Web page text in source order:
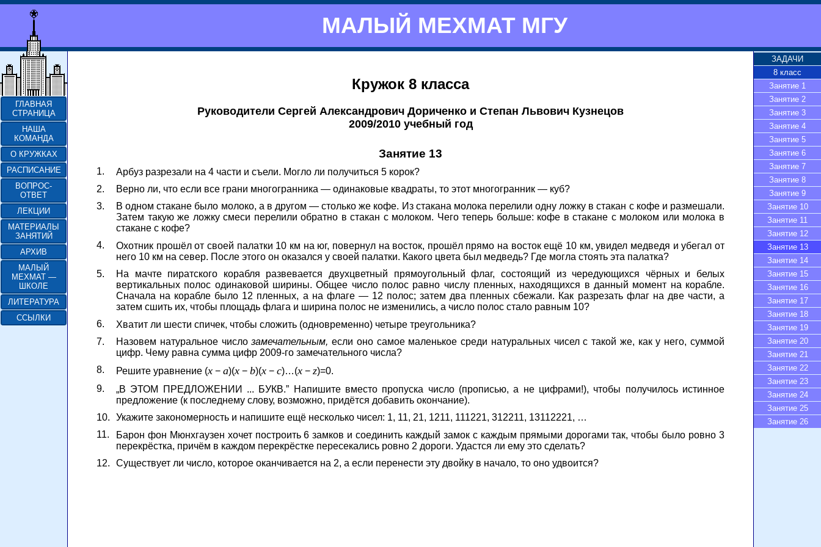
МАЛЫЙ МЕХМАТ МГУ
ГЛАВНАЯ
СТРАНИЦА
НАША
КОМАНДА
О КРУЖКАХ
РАСПИСАНИЕ
ВОПРОС-
ОТВЕТ
ЛЕКЦИИ
МАТЕРИАЛЫ
ЗАНЯТИЙ
АРХИВ
МАЛЫЙ
МЕХМАТ —
ШКОЛЕ
ЛИТЕРАТУРА
ССЫЛКИ
Кружок 8 класса
Руководители Сергей Александрович Дориченко и Степан Львович Кузнецов
2009/2010 учебный год
Занятие 13
1.
Арбуз разрезали на 4 части и съели. Могло ли получиться 5 корок?
2.
Верно ли, что если все грани многогранника — одинаковые квадраты, то этот многогранник — куб?
3.
В одном стакане было молоко, а в другом — столько же кофе. Из стакана молока перелили одну ложку в стакан с кофе и размешали.
Затем такую же ложку смеси перелили обратно в стакан с молоком. Чего теперь больше: кофе в стакане с молоком или молока в
стакане с кофе?
4.
Охотник прошёл от своей палатки 10 км на юг, повернул на восток, прошёл прямо на восток ещё 10 км, увидел медведя и убегал от
него 10 км на север. После этого он оказался у своей палатки. Какого цвета был медведь? Где могла стоять эта палатка?
5.
На мачте пиратского корабля развевается двухцветный прямоугольный флаг, состоящий из чередующихся чёрных и белых
вертикальных полос одинаковой ширины. Общее число полос равно числу пленных, находящихся в данный момент на корабле.
Сначала на корабле было 12 пленных, а на флаге — 12 полос; затем два пленных сбежали. Как разрезать флаг на две части, а
затем сшить их, чтобы площадь флага и ширина полос не изменились, а число полос стало равным 10?
6.
Хватит ли шести спичек, чтобы сложить (одновременно) четыре треугольника?
7.
Назовем натуральное числозамечательным, если оно самое маленькое среди натуральных чисел с такой же, как у него, суммой
цифр. Чему равна сумма цифр 2009-го замечательного числа?
8.
Решите уравнение (x − a)(x − b)(x − c)…(x − z)=0.
9.
„В ЭТОМ ПРЕДЛОЖЕНИИ ... БУКВ.” Напишите вместо пропуска число (прописью, а не цифрами!), чтобы получилось истинное
предложение (к последнему слову, возможно, придётся добавить окончание).
10.
Укажите закономерность и напишите ещё несколько чисел: 1, 11, 21, 1211, 111221, 312211, 13112221, …
11.
Барон фон Мюнхгаузен хочет построить 6 замков и соединить каждый замок с каждым прямыми дорогами так, чтобы было ровно 3
перекрёстка, причём в каждом перекрёстке пересекались ровно 2 дороги. Удастся ли ему это сделать?
12.
Существует ли число, которое оканчивается на 2, а если перенести эту двойку в начало, то оно удвоится?
ЗАДАЧИ
8 класс
Занятие 1
Занятие 2
Занятие 3
Занятие 4
Занятие 5
Занятие 6
Занятие 7
Занятие 8
Занятие 9
Занятие 10
Занятие 11
Занятие 12
Занятие 13
Занятие 14
Занятие 15
Занятие 16
Занятие 17
Занятие 18
Занятие 19
Занятие 20
Занятие 21
Занятие 22
Занятие 23
Занятие 24
Занятие 25
Занятие 26